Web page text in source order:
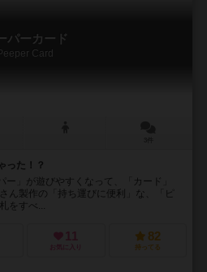
パーカード
Card
った！？
ー」が遊びやすくなって、「カード」
ん製作の「持ち運びに便利」な、「ピ
をすべ...
11
お気に入り
82
持ってる